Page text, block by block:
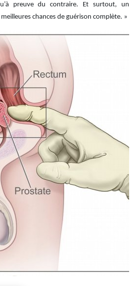
preuve du contraire. Et surtout, un
chances de guérison complète. »